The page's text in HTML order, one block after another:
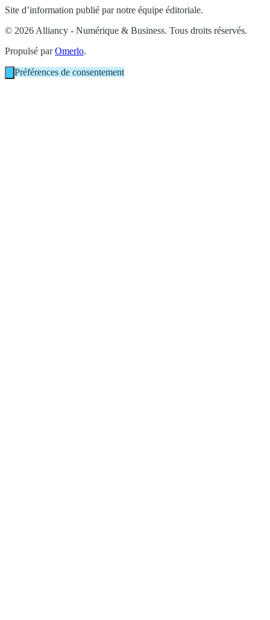
Site d’information publié par notre équipe éditoriale.
© 2026 Alliancy - Numérique & Business. Tous droits réservés.
Propulsé parOmerlo.
Préférences de consentement